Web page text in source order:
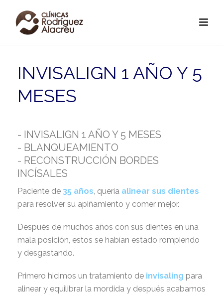
INVISALIGN 1 AÑO Y 5
MESES
- INVISALIGN 1 AÑO Y 5 MESES
- BLANQUEAMIENTO
- RECONSTRUCCIÓN BORDES
INCÍSALES
Paciente de 35 años, quería alinear sus dientes
para resolver su apiñamiento y comer mejor.
Después de muchos años con sus dientes en una
mala posición, estos se habían estado rompiendo
y desgastando.
Primero hicimos un tratamiento de invisaling para
alinear y equilibrar la mordida y después acabamos